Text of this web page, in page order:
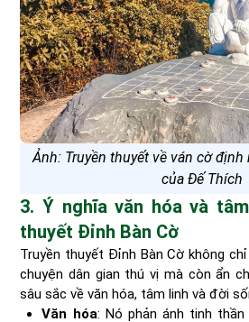
Ảnh: Truyền thuyết về ván cờ
của Đế Thích
3. Ý nghĩa văn hóa và
thuyết Đỉnh Bàn Cờ
Truyền thuyết Đỉnh Bàn Cờ không
chuyện dân gian thú vị mà còn ẩn
sâu sắc về văn hóa, tâm linh và đời
Văn hóa: Nó phản ánh tinh thần